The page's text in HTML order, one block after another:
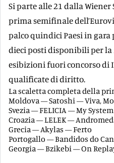
Si parte alle 21 dalla
prima semifinale
palco quindici Paesi in
dieci posti disponibili per
esibizioni fuori concorso di
qualificate di diritto.
La scaletta completa della
Moldova — Satoshi — Viva,
Svezia — FELICIA — My System
Croazia — LELEK —
Grecia — Akylas — Ferto
Portogallo — Bandidos do
Georgia — Bzikebi — On